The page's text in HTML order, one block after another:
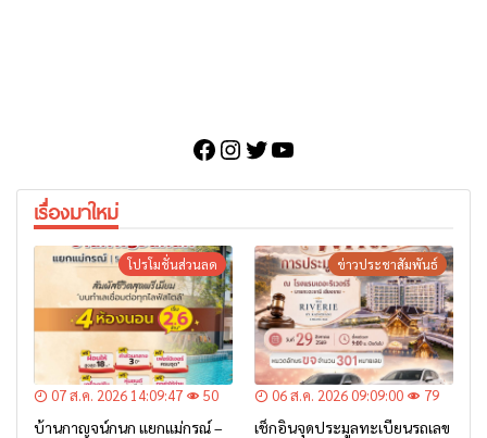
Facebook
Instagram
Twitter
YouTube
เรื่องมาใหม่
โปรโมชั่นส่วนลด
07 ส.ค. 2026 14:09:47 50
บ้านกาญจน์กนก แยกแม่กรณ์ –
ข่าวประชาสัมพันธ์
06 ส.ค. 2026 09:09:00 79
เช็กอินจุดประมูลทะเบียนรถเลข